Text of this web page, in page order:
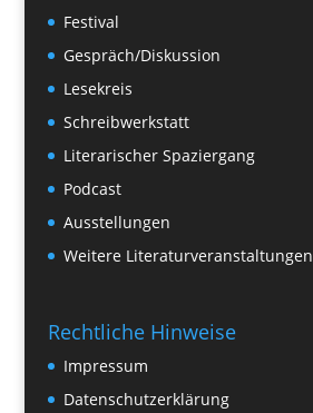
Festival
Gespräch/Diskussion
Lesekreis
Schreibwerkstatt
Literarischer Spaziergang
Podcast
Ausstellungen
Weitere Literaturveranstaltungen
Rechtliche Hinweise
Impressum
Datenschutzerklärung